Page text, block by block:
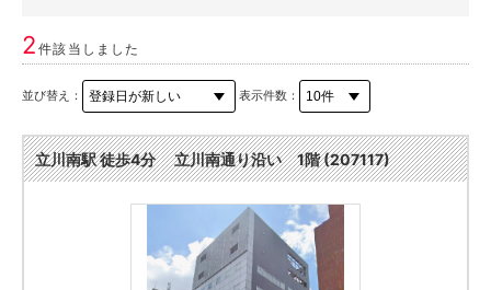
2件該当しました
並び替え： 表示件数：
立川南駅 徒歩4分 立川南通り沿い 1階 (207117)